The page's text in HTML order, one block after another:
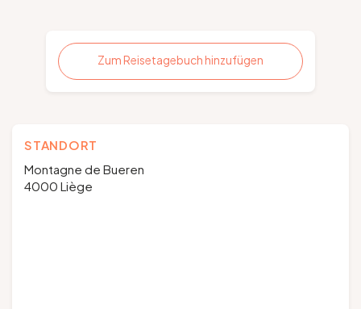
Zum Reisetagebuch hinzufügen
STANDORT
Montagne de Bueren
4000 Liège